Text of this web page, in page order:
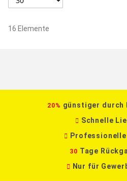
16 Elemente
20% günstiger
Schnelle
30 Tage
Nur für